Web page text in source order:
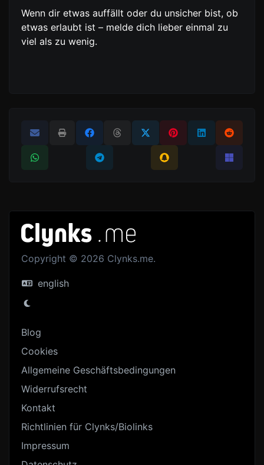
Wenn dir etwas auffällt oder du unsicher bist, ob
etwas erlaubt ist – melde dich lieber einmal zu
viel als zu wenig.
Copyright © 2026 Clynks.me.
english
Blog
Cookies
Allgemeine Geschäftsbedingungen
Widerrufsrecht
Kontakt
Richtlinien für Clynks/Biolinks
Impressum